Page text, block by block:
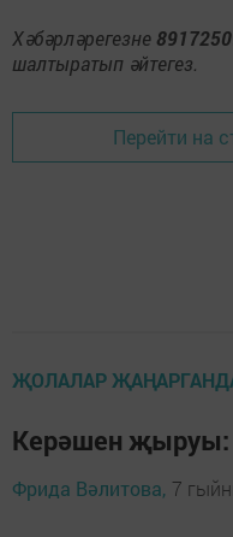
Хәбәрләрегезне
шалтыратып әйтегез.
Перейти на
ҖОЛАЛАР
Керәшен җыруы:
Фрида Вәлитова, 7